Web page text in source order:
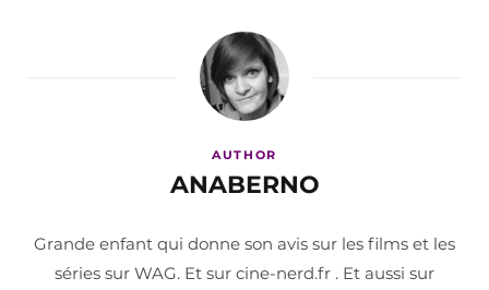
AUTHOR
ANABERNO
Grande enfant qui donne son avis sur les films et les
séries sur WAG. Et sur cine-nerd.fr . Et aussi sur